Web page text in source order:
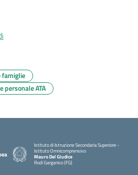
famiglie
personale ATA
Istituto di Istruzione Secondaria Superiore -
Istituto Omnicomprensivo
Mauro Del Giudice
Rodi Garganico (FG)
— Visita la pagina iniziale della scuola